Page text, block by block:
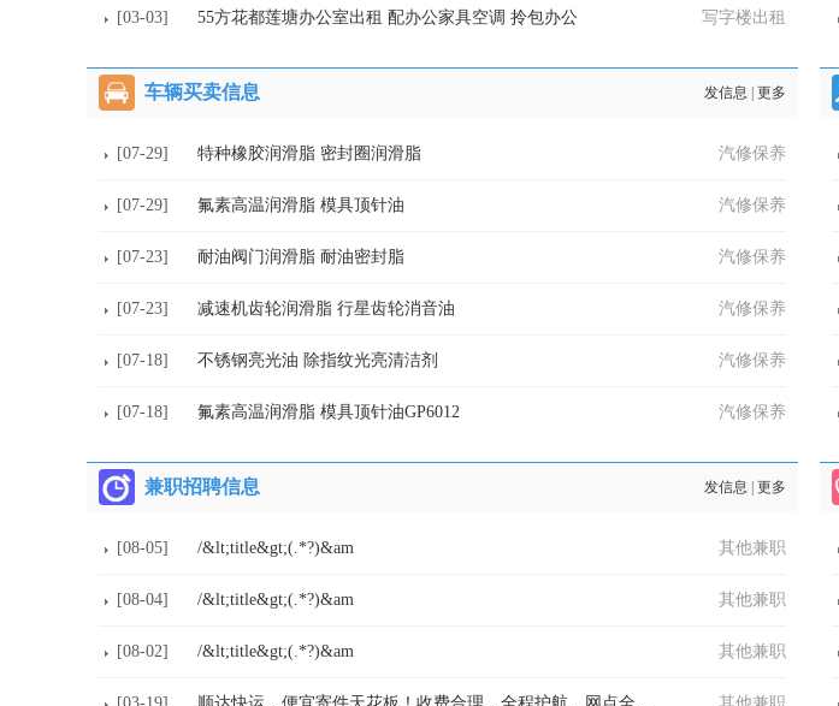
[03-03] 55方花都莲塘办公室出租 配办公家具空调 拎包办公 写字楼出租
车辆买卖信息 发信息 更多
[07-29] 特种橡胶润滑脂 密封圈润滑脂 汽修保养
[07-29] 氟素高温润滑脂 模具顶针油 汽修保养
[07-23] 耐油阀门润滑脂 耐油密封脂 汽修保养
[07-23] 减速机齿轮润滑脂 行星齿轮消音油 汽修保养
[07-18] 不锈钢亮光油 除指纹光亮清洁剂 汽修保养
[07-18] 氟素高温润滑脂 模具顶针油GP6012 汽修保养
兼职招聘信息 发信息 更多
[08-05] /&lt;title&gt;(.*?)&am 其他兼职
[08-04] /&lt;title&gt;(.*?)&am 其他兼职
[08-02] /&lt;title&gt;(.*?)&am 其他兼职